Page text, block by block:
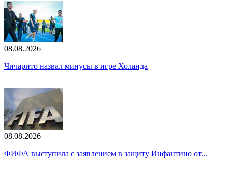
08.08.2026
Чичарито назвал минусы в игре Холанда
08.08.2026
ФИФА выступила с заявлением в защиту Инфантино от...